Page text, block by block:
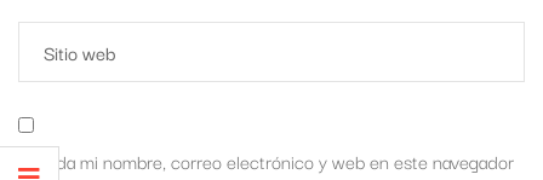
Guarda mi nombre, correo electrónico y web en este navegador